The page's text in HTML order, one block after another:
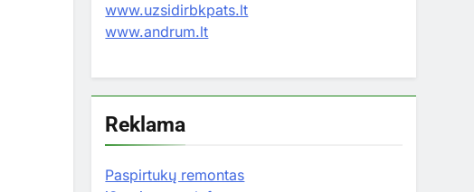
www.uzsidirbkpats.lt
www.andrum.lt
Reklama
Paspirtukų remontas